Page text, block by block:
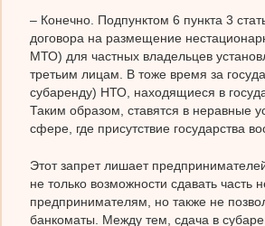
– Конечно. Подпунктом 6 пункта 3
договора на размещение
МТО) для частных владельцев
третьим лицам. В тоже время за
субаренду) НТО, находящиеся в
Таким образом, ставятся в неравные
сфере, где присутствие государства
Этот запрет лишает
не только возможности сдавать
предпринимателям, но также не
банкоматы. Между тем, сдача в